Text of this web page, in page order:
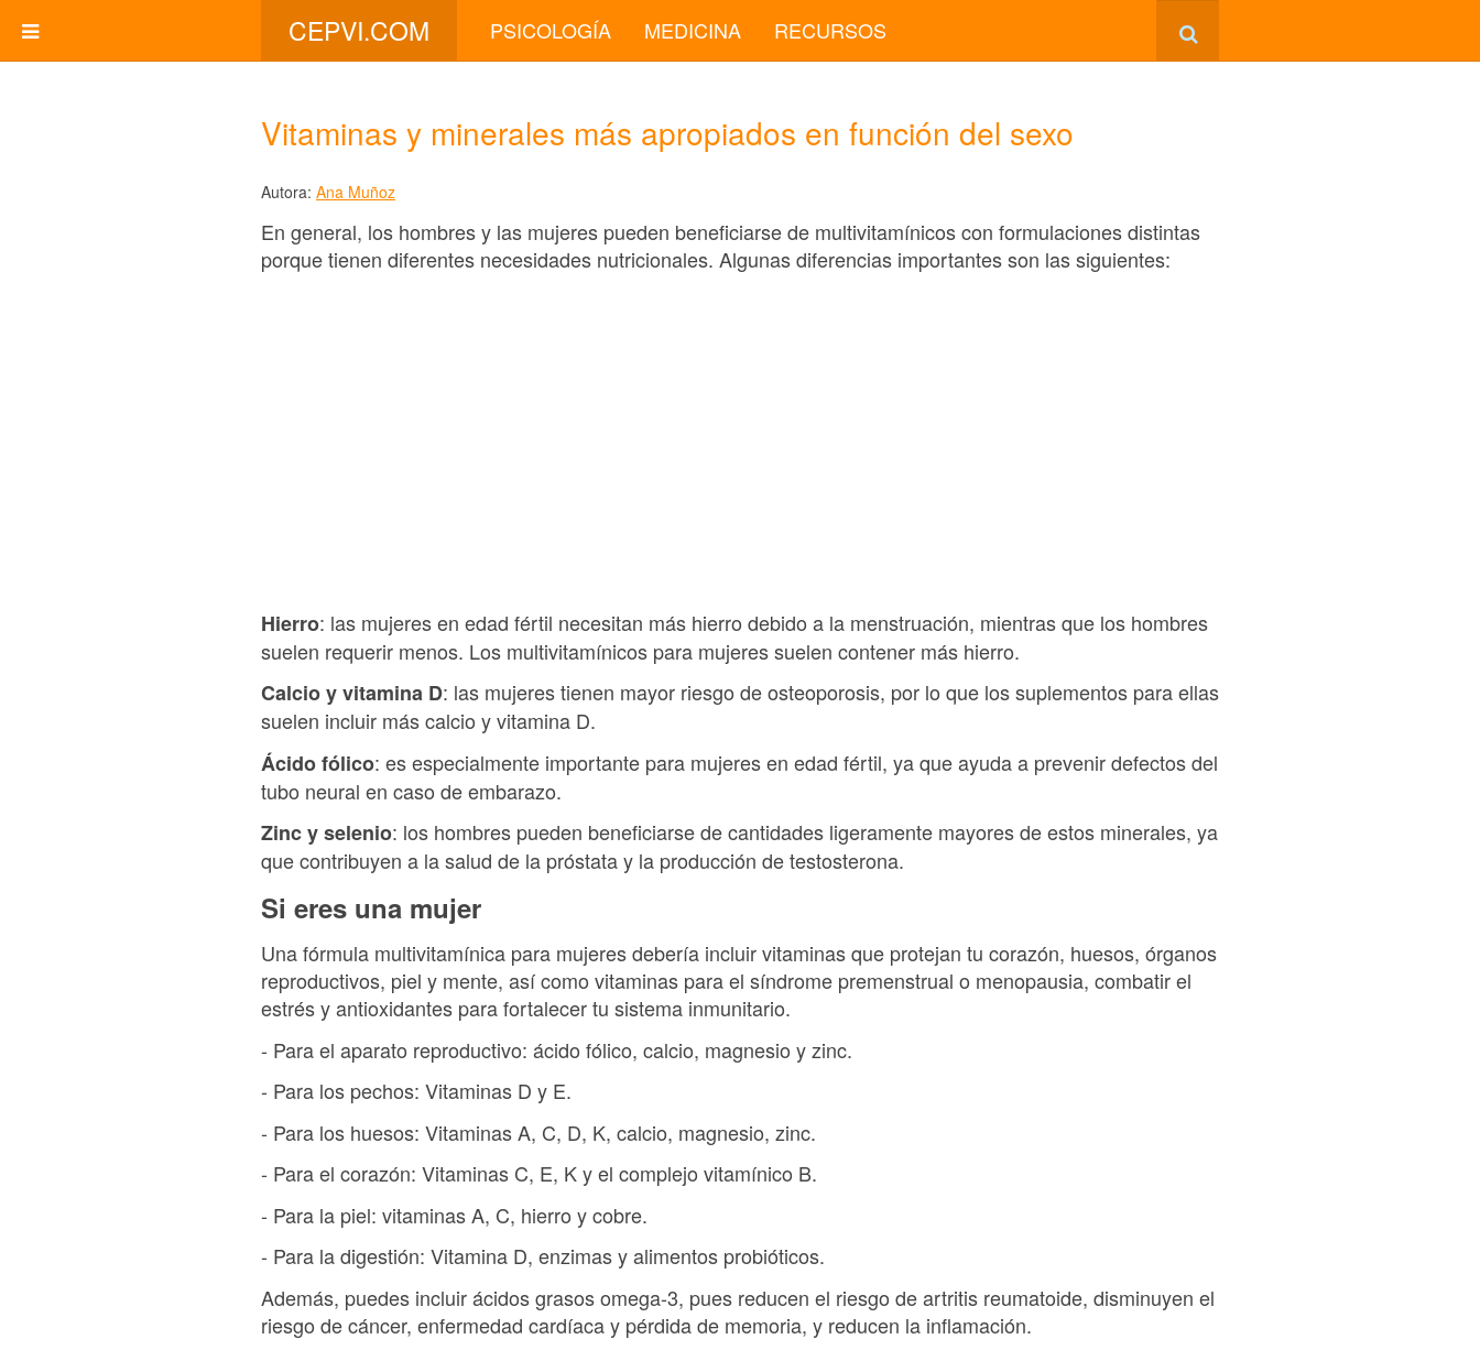
CEPVI.COM PSICOLOGÍA MEDICINA RECURSOS
Vitaminas y minerales más apropiados en función del sexo
Autora: Ana Muñoz
En general, los hombres y las mujeres pueden beneficiarse de multivitamínicos con formulaciones distintas
porque tienen diferentes necesidades nutricionales. Algunas diferencias importantes son las siguientes:
Hierro: las mujeres en edad fértil necesitan más hierro debido a la menstruación, mientras que los hombres
suelen requerir menos. Los multivitamínicos para mujeres suelen contener más hierro.
Calcio y vitamina D: las mujeres tienen mayor riesgo de osteoporosis, por lo que los suplementos para ellas
suelen incluir más calcio y vitamina D.
Ácido fólico: es especialmente importante para mujeres en edad fértil, ya que ayuda a prevenir defectos del
tubo neural en caso de embarazo.
Zinc y selenio: los hombres pueden beneficiarse de cantidades ligeramente mayores de estos minerales, ya
que contribuyen a la salud de la próstata y la producción de testosterona.
Si eres una mujer
Una fórmula multivitamínica para mujeres debería incluir vitaminas que protejan tu corazón, huesos, órganos
reproductivos, piel y mente, así como vitaminas para el síndrome premenstrual o menopausia, combatir el
estrés y antioxidantes para fortalecer tu sistema inmunitario.
- Para el aparato reproductivo: ácido fólico, calcio, magnesio y zinc.
- Para los pechos: Vitaminas D y E.
- Para los huesos: Vitaminas A, C, D, K, calcio, magnesio, zinc.
- Para el corazón: Vitaminas C, E, K y el complejo vitamínico B.
- Para la piel: vitaminas A, C, hierro y cobre.
- Para la digestión: Vitamina D, enzimas y alimentos probióticos.
Además, puedes incluir ácidos grasos omega-3, pues reducen el riesgo de artritis reumatoide, disminuyen el
riesgo de cáncer, enfermedad cardíaca y pérdida de memoria, y reducen la inflamación.